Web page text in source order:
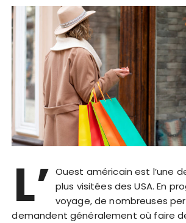
L’ Ouest américain est l’une
plus visitées des USA. En
voyage, de nombreuses
demandent généralement où faire